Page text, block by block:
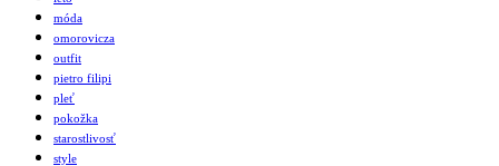
móda
omorovicza
outfit
pietro filipi
pleť
pokožka
starostlivosť
style